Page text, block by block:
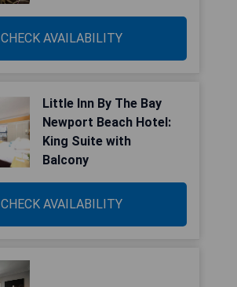
CHECK AVAILABILITY
Little Inn By The Bay
Newport Beach Hotel:
King Suite with
Balcony
CHECK AVAILABILITY